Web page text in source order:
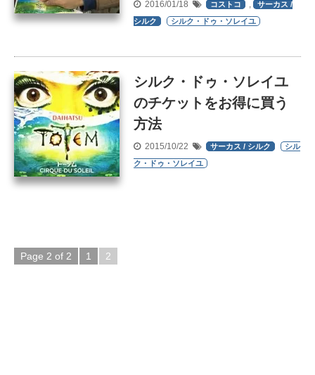
2016/01/18 コストコ ,
サーカス /
シルク
シルク・ドゥ・ソレイユ
シルク・ドゥ・ソレイユ
のチケットをお得に買う
方法
2015/10/22 サーカス / シルク
シル
ク・ドゥ・ソレイユ
Page 2 of 2 1 2